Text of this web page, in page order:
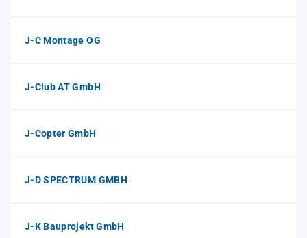
J-C Montage OG
J-Club AT GmbH
J-Copter GmbH
J-D SPECTRUM GMBH
J-K Bauprojekt GmbH